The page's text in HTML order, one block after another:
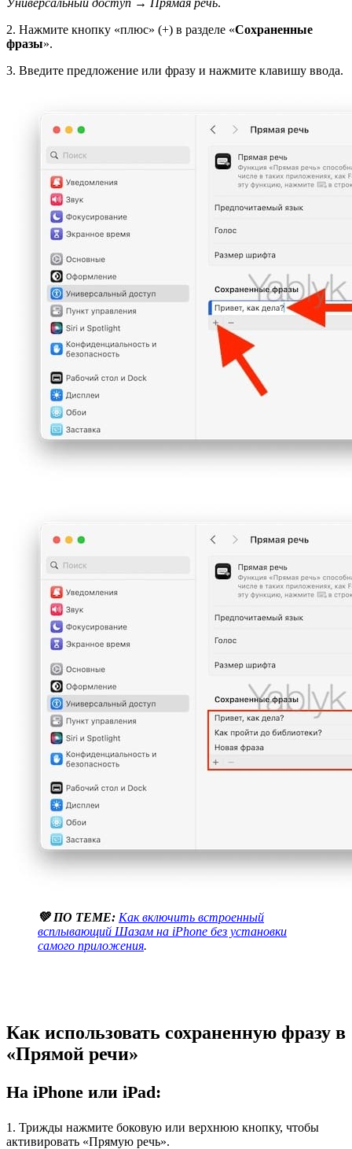
Универсальный доступ → Прямая речь.
2. Нажмите кнопку «плюс» (+) в разделе «Сохраненные
фразы».
3. Введите предложение или фразу и нажмите клавишу ввода.
💚 ПО ТЕМЕ: Как включить встроенный
всплывающий Шазам на iPhone без установки
самого приложения.
Как использовать сохраненную фразу в
«Прямой речи»
На iPhone или iPad:
1. Трижды нажмите боковую или верхнюю кнопку, чтобы
активировать «Прямую речь».